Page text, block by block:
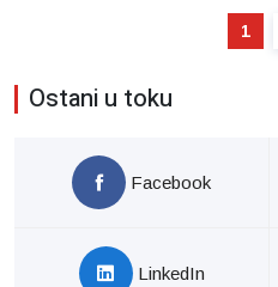
1
Ostani u toku
Facebook
LinkedIn